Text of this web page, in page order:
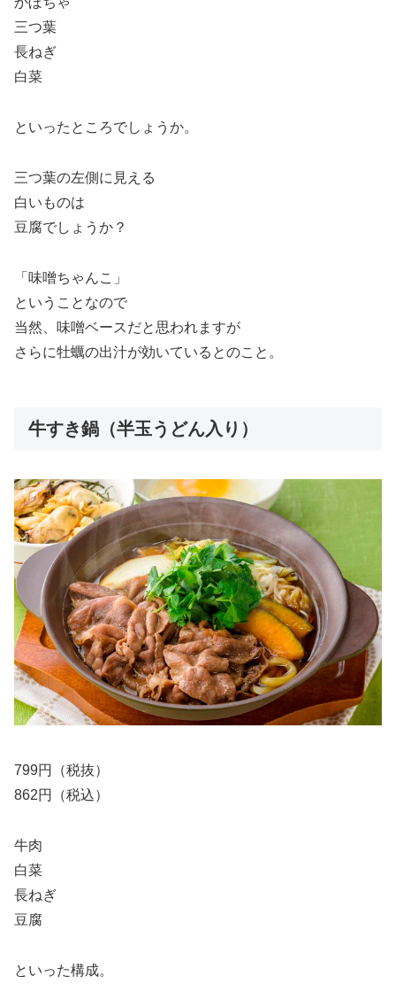
三つ葉
長ねぎ
白菜
といったところでしょうか。
三つ葉の左側に見える
白いものは
豆腐でしょうか？
「味噌ちゃんこ」
ということなので
当然、味噌ベースだと思われますが
さらに牡蠣の出汁が効いているとのこと。
牛すき鍋（半玉うどん入り）
799円（税抜）
862円（税込）
牛肉
白菜
長ねぎ
豆腐
といった構成。